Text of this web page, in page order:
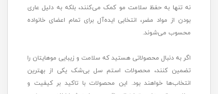
نه تنها به حفظ سلامت مو کمک می‌کنند، بلکه به دلیل عاری
بودن از مواد مضر، انتخابی ایده‌آل برای تمام اعضای خانواده
محسوب می‌شوند.
اگر به دنبال محصولاتی هستید که سلامت و زیبایی موهایتان را
تضمین کنند، محصولات استم سل بی‌شک یکی از بهترین
انتخاب‌ها خواهند بود. این محصولات با تاکید بر کیفیت و